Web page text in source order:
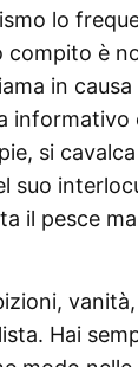
lo
compito è
in causa
informativo
si
suo
il pesce
Hai